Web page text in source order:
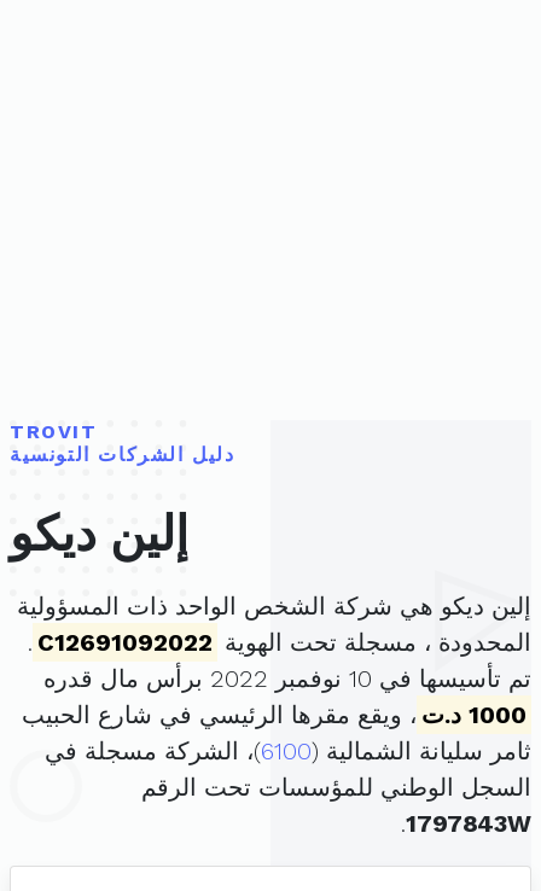
TROVIT
دليل الشركات التونسية
إلين ديكو
إلين ديكو هي شركة الشخص الواحد ذات المسؤولية
المحدودة ، مسجلة تحت الهوية C12691092022
.
تم تأسيسها في 10 نوفمبر 2022 برأس مال قدره
1000 د.ت
، ويقع مقرها الرئيسي في شارع الحبيب
ثامر سليانة الشمالية (6100)، الشركة مسجلة في
السجل الوطني للمؤسسات تحت الرقم
1797843W
.